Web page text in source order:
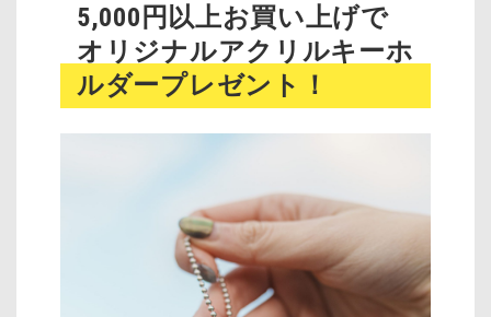
5,000円以上お買い上げで
オリジナルアクリルキーホ
ルダープレゼント！